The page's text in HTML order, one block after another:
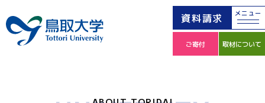
資料請求 メニュー
ご寄付 取材について